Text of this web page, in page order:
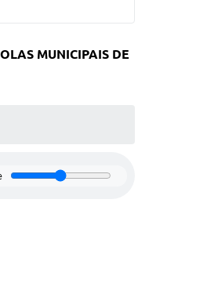
MUNICIPAIS DE